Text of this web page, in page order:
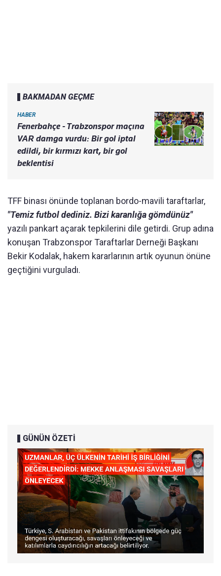
BAKMADAN GEÇME
HABER
Fenerbahçe - Trabzonspor maçına
VAR damga vurdu: Bir gol iptal
edildi, bir kırmızı kart, bir gol
beklentisi
TFF binası önünde toplanan bordo-mavili taraftarlar,
"Temiz futbol dediniz. Bizi karanlığa gömdünüz"
yazılı pankart açarak tepkilerini dile getirdi. Grup adına
konuşan Trabzonspor Taraftarlar Derneği Başkanı
Bekir Kodalak, hakem kararlarının artık oyunun önüne
geçtiğini vurguladı.
GÜNÜN ÖZETİ